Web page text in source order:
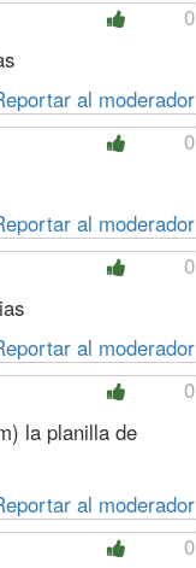
0
al moderador
0
al moderador
0
al moderador
0
) la planilla de
al moderador
0